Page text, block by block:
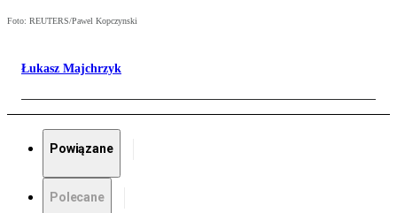
Foto: REUTERS/Pawel Kopczynski
Łukasz Majchrzyk
Powiązane
Polecane